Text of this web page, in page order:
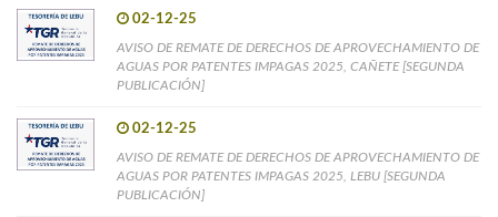
02-12-25
AVISO DE REMATE DE DERECHOS DE APROVECHAMIENTO DE
AGUAS POR PATENTES IMPAGAS 2025, CAÑETE [SEGUNDA
PUBLICACIÓN]
02-12-25
AVISO DE REMATE DE DERECHOS DE APROVECHAMIENTO DE
AGUAS POR PATENTES IMPAGAS 2025, LEBU [SEGUNDA
PUBLICACIÓN]